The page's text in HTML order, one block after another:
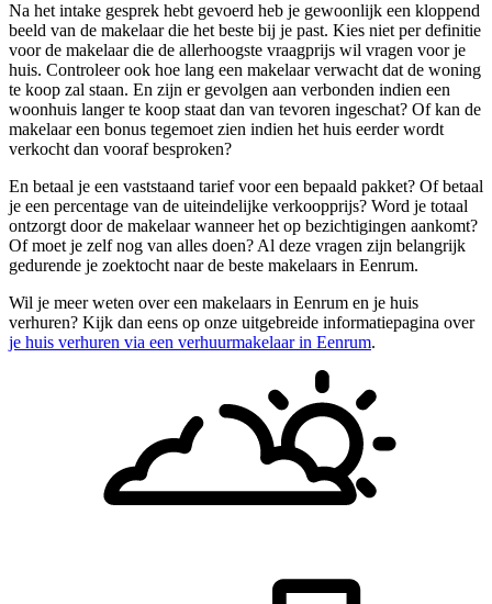
Na het intake gesprek hebt gevoerd heb je gewoonlijk een kloppend
beeld van de makelaar die het beste bij je past. Kies niet per definitie
voor de makelaar die de allerhoogste vraagprijs wil vragen voor je
huis. Controleer ook hoe lang een makelaar verwacht dat de woning
te koop zal staan. En zijn er gevolgen aan verbonden indien een
woonhuis langer te koop staat dan van tevoren ingeschat? Of kan de
makelaar een bonus tegemoet zien indien het huis eerder wordt
verkocht dan vooraf besproken?
En betaal je een vaststaand tarief voor een bepaald pakket? Of betaal
je een percentage van de uiteindelijke verkoopprijs? Word je totaal
ontzorgt door de makelaar wanneer het op bezichtigingen aankomt?
Of moet je zelf nog van alles doen? Al deze vragen zijn belangrijk
gedurende je zoektocht naar de beste makelaars in Eenrum.
Wil je meer weten over een makelaars in Eenrum en je huis
verhuren? Kijk dan eens op onze uitgebreide informatiepagina over
je huis verhuren via een verhuurmakelaar in Eenrum.